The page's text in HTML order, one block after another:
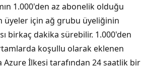
1.000'den az abonelik olduğu
üyeler için ağ grubu üyeliğinin
birkaç dakika sürebilir. 1.000'den
koşullu olarak eklenen
İlkesi tarafından 24 saatlik bir